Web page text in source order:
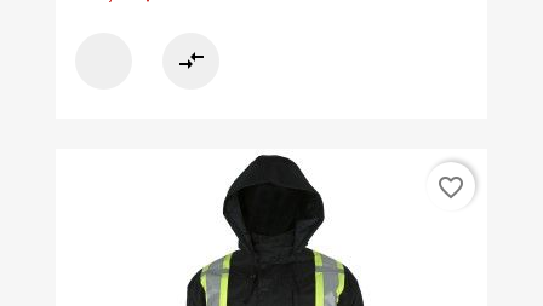
compare_arrows
favorite_border